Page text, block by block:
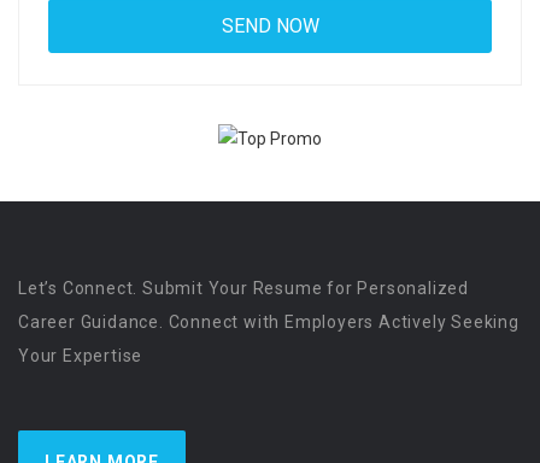
Let’s Connect. Submit Your Resume for Personalized
Career Guidance. Connect with Employers Actively Seeking
Your Expertise